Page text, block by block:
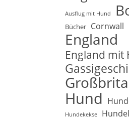
Ausflug mit Hund
Bücher Cornwall
England
England mit
Hund
Hundekekse